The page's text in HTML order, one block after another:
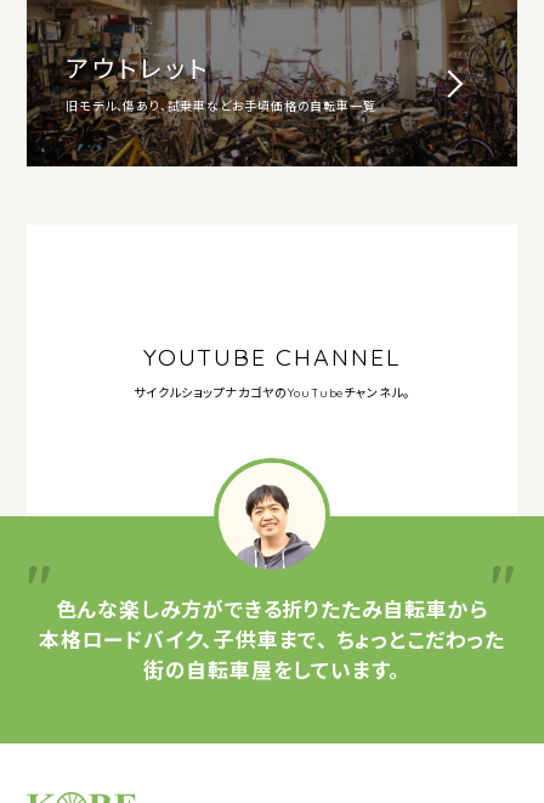
アウトレット
旧モデル、傷あり、試乗車などお手頃価格の自転車一覧
YOUTUBE CHANNEL
サイクルショップナカゴヤのYouTubeチャンネル。
色んな楽しみ方ができる折りたたみ自転車から
本格ロードバイク、子供車まで、 ちょっとこだわった
街の自転車屋をしています。